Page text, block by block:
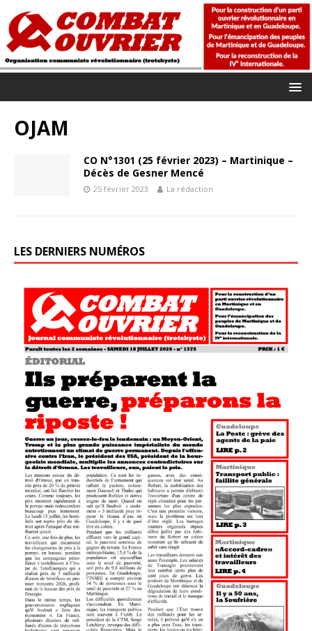
OJAM
CO N°1301 (25 février 2023) – Martinique –
Décès de Gesner Mencé
25 février 2023 La rédaction
LES DERNIERS NUMÉROS